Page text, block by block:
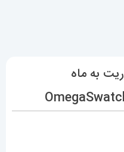
به ماه